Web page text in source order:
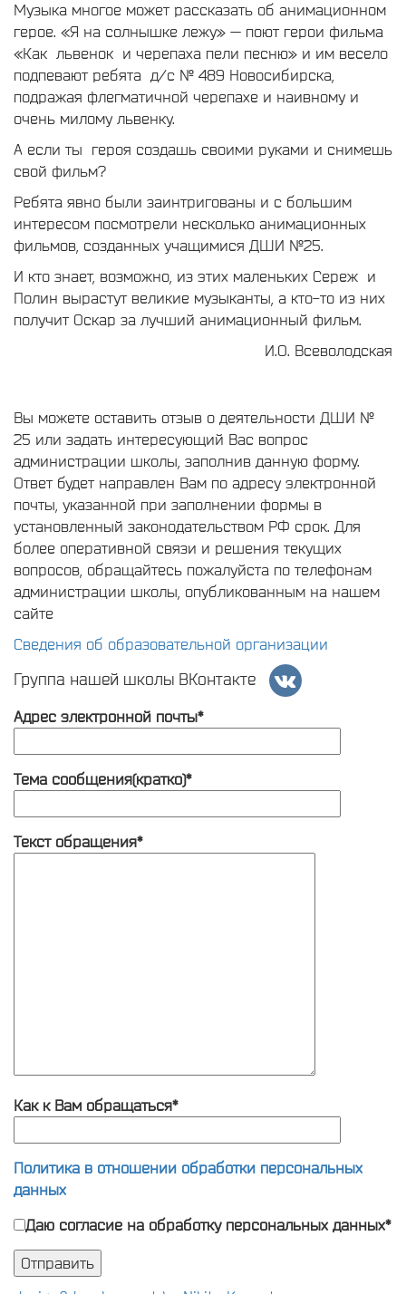
Музыка многое может рассказать об анимационном
герое. «Я на солнышке лежу» — поют герои фильма
«Как львенок и черепаха пели песню» и им весело
подпевают ребята д/с № 489 Новосибирска,
подражая флегматичной черепахе и наивному и
очень милому львенку.
А если ты героя создашь своими руками и снимешь
свой фильм?
Ребята явно были заинтригованы и с большим
интересом посмотрели несколько анимационных
фильмов, созданных учащимися ДШИ №25.
И кто знает, возможно, из этих маленьких Сереж и
Полин вырастут великие музыканты, а кто-то из них
получит Оскар за лучший анимационный фильм.
И.О. Всеволодская
Вы можете оставить отзыв о деятельности ДШИ №
25 или задать интересующий Вас вопрос
администрации школы, заполнив данную форму.
Ответ будет направлен Вам по адресу электронной
почты, указанной при заполнении формы в
установленный законодательством РФ срок. Для
более оперативной связи и решения текущих
вопросов, обращайтесь пожалуйста по телефонам
администрации школы, опубликованным на нашем
сайте
Сведения об образовательной организации
Группа нашей школы ВКонтакте
Адрес электронной почты*
Тема сообщения(кратко)*
Текст обращения*
Как к Вам обращаться*
Политика в отношении обработки персональных
данных
Даю согласие на обработку персональных данных*